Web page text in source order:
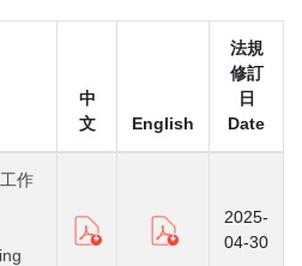
中
文
English
法規
修訂
日
Date
作
2025-
04-30